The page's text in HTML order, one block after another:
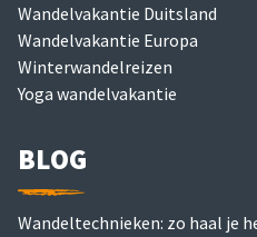
Wandelvakantie Duitsland
Wandelvakantie Europa
Winterwandelreizen
Yoga wandelvakantie
BLOG
Wandeltechnieken: zo haal je